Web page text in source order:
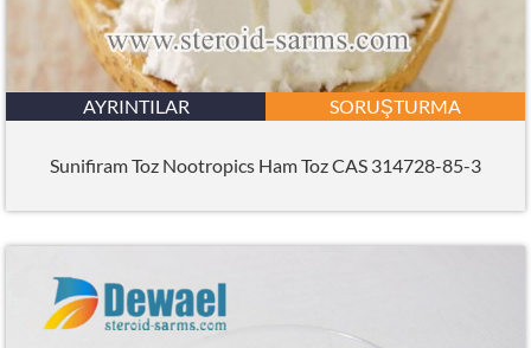
AYRINTILAR SORUŞTURMA
Sunifiram Toz Nootropics Ham Toz CAS 314728-85-3